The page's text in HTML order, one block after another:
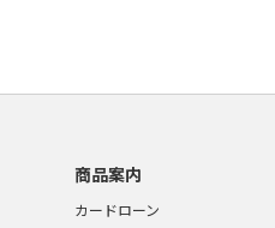
商品案内
カードローン